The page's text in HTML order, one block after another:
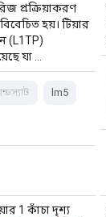
প্রক্রিয়াকরণ
হয়। টিয়ার
(L1TP)
যা …
lm5
1 কাঁচা দৃশ্য